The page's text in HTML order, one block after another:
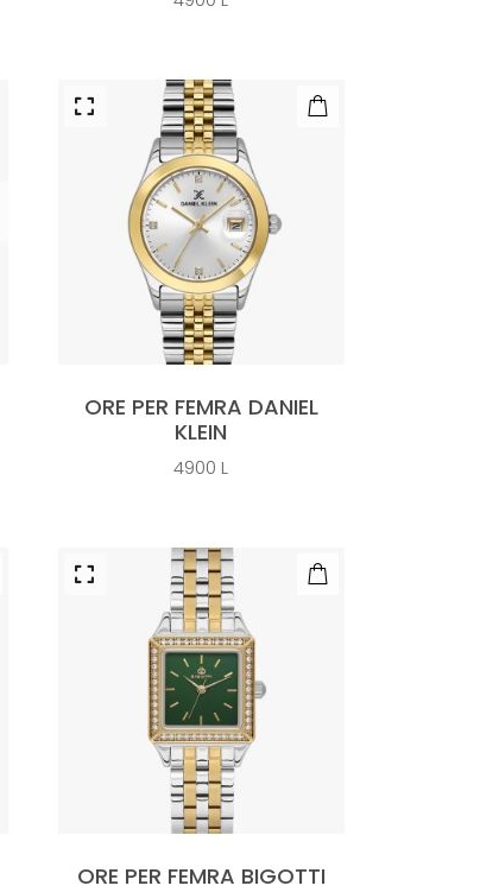
ORE PER FEMRA DANIEL
KLEIN
4900 L
ORE PER FEMRA BIGOTTI